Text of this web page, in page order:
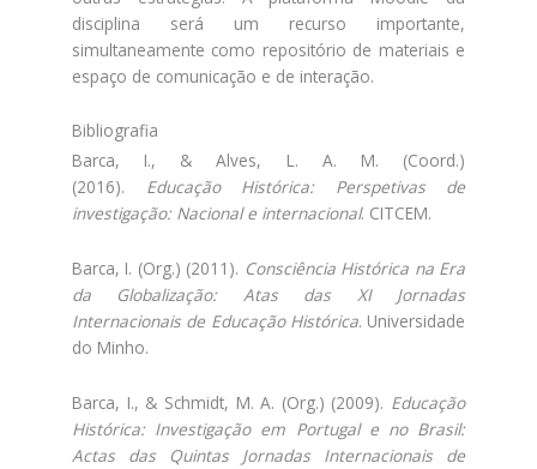
disciplina será um recurso importante,
simultaneamente como repositório de materiais e
espaço de comunicação e de interação.
Bibliografia
Barca, I., & Alves, L. A. M. (Coord.)
(2016). Educação Histórica: Perspetivas de
investigação: Nacional e internacional. CITCEM.
Barca, I. (Org.) (2011). Consciência Histórica na Era
da Globalização: Atas das XI Jornadas
Internacionais de Educação Histórica. Universidade
do Minho.
Barca, I., & Schmidt, M. A. (Org.) (2009). Educação
Histórica: Investigação em Portugal e no Brasil:
Actas das Quintas Jornadas Internacionais de